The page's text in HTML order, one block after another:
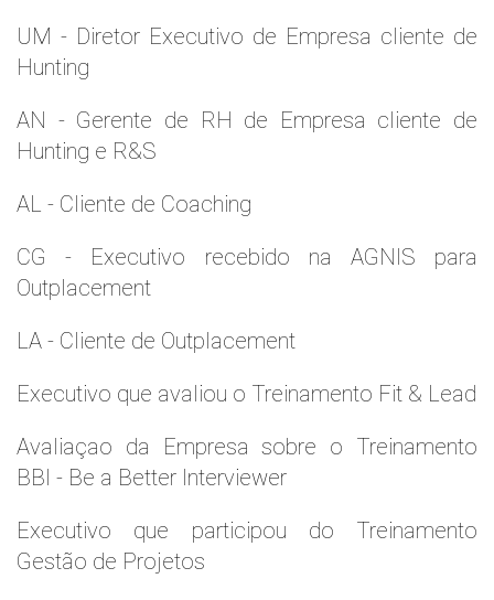
UM - Diretor Executivo de Empresa cliente de
Hunting
AN - Gerente de RH de Empresa cliente de
Hunting e R&S
AL - Cliente de Coaching
CG - Executivo recebido na AGNIS para
Outplacement
LA - Cliente de Outplacement
Executivo que avaliou o Treinamento Fit & Lead
Avaliaçao da Empresa sobre o Treinamento
BBI - Be a Better Interviewer
Executivo que participou do Treinamento
Gestão de Projetos